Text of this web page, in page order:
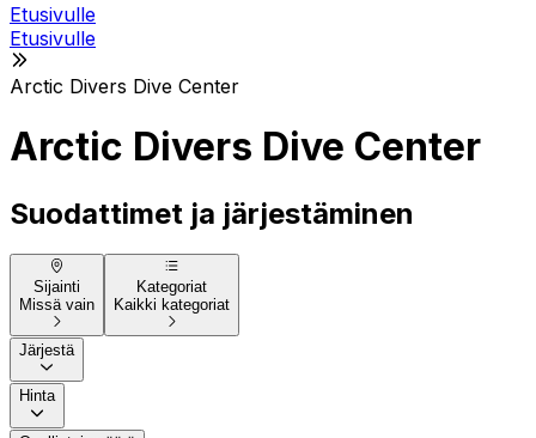
Etusivulle
Etusivulle
Arctic Divers Dive Center
Arctic Divers Dive Center
Suodattimet ja järjestäminen
Sijainti
Missä vain
Kategoriat
Kaikki kategoriat
Järjestä
Hinta